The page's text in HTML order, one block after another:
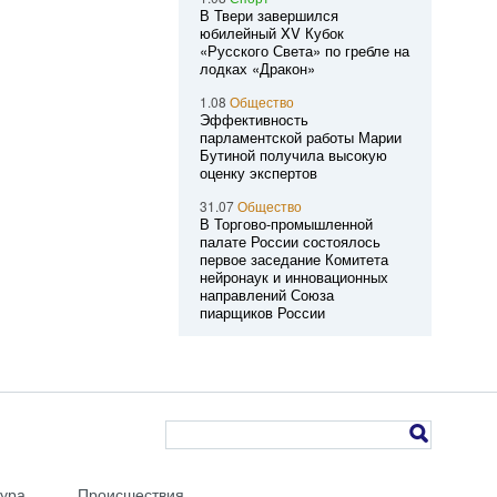
В Твери завершился
юбилейный XV Кубок
«Русского Света» по гребле на
лодках «Дракон»
1.08 Общество
Эффективность
парламентской работы Марии
Бутиной получила высокую
оценку экспертов
31.07Общество
В Торгово-промышленной
палате России состоялось
первое заседание Комитета
нейронаук и инновационных
направлений Союза
пиарщиков России